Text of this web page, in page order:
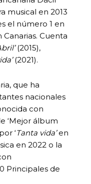
musical en 2013
el número 1 en
Cuenta
(2015),
(2021).
que ha
nacionales
con
‘Mejor álbum
‘Tanta vida’en
en 2022 o la
Principales de